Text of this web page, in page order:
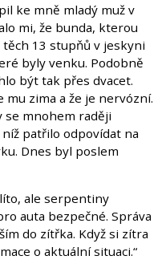
ke mně mladý muž v
mi, že bunda, kterou
13 stupňů v jeskyni
byly venku. Podobně
být tak přes dvacet.
mu zima a že je nervózní.
se mnohem raději
patřilo odpovídat na
Dnes byl poslem
ale serpentiny
auta bezpečné. Správa
do zítřka. Když si zítra
o aktuální situaci.“